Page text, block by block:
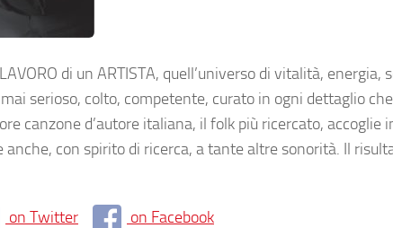
di un ARTISTA, quell’universo di vitalità,
mai serioso, colto, competente, curato in ogni dettaglio
canzone d’autore italiana, il folk più ricercato,
anche, con spirito di ricerca, a tante altre sonorità. Il
on Twitter on Facebook